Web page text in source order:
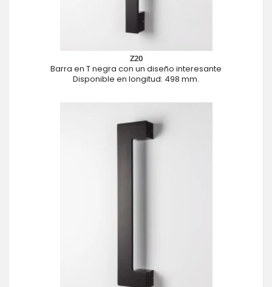
Z20
Barra en T negra con un diseño interesante
Disponible en longitud: 498 mm.